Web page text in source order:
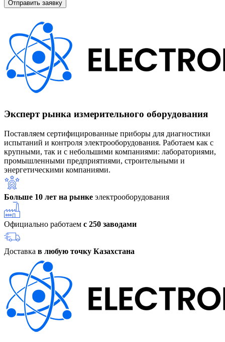
Эксперт рынка измерительного оборудования
Поставляем сертифицированные приборы для диагностики
испытаний и контроля электрооборудования. Работаем как с
крупными, так и с небольшими компаниями: лабораториями,
промышленными предприятиями, строительными и
энергетическими компаниями.
Больше 10 лет на рынке электрооборудования
Официально работаем с 250 заводами
Доставка в любую точку Казахстана